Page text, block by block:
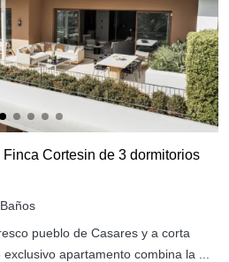
Cortesin de 3 dormitorios
pueblo de Casares y a corta
apartamento combina la ...